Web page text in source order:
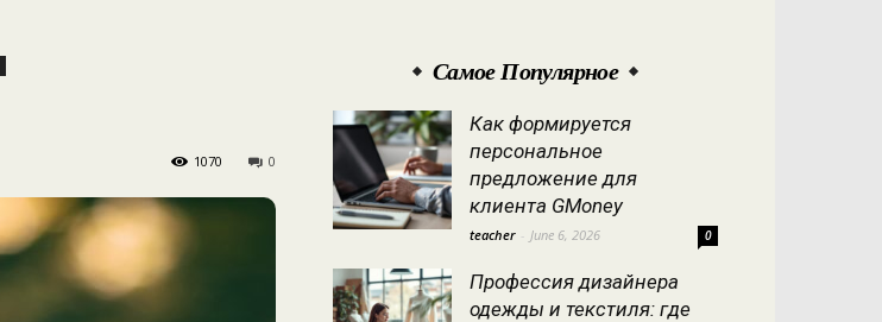
УРОКОВ
0
1070
Самое Популярное
Как формируется
персональное
предложение для
клиента GMoney
teacher - June 6, 2026 0
Профессия дизайнера
одежды и текстиля: где